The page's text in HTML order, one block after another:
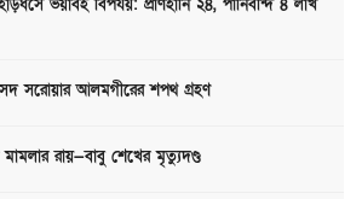
ভয়াবহ বিপর্যয়: প্রাণহানি ২৪, পানিবন্দি ৪ লাখ
সরোয়ার আলমগীরের শপথ গ্রহণ
মামলার রায়—বাবু শেখের মৃত্যুদণ্ড